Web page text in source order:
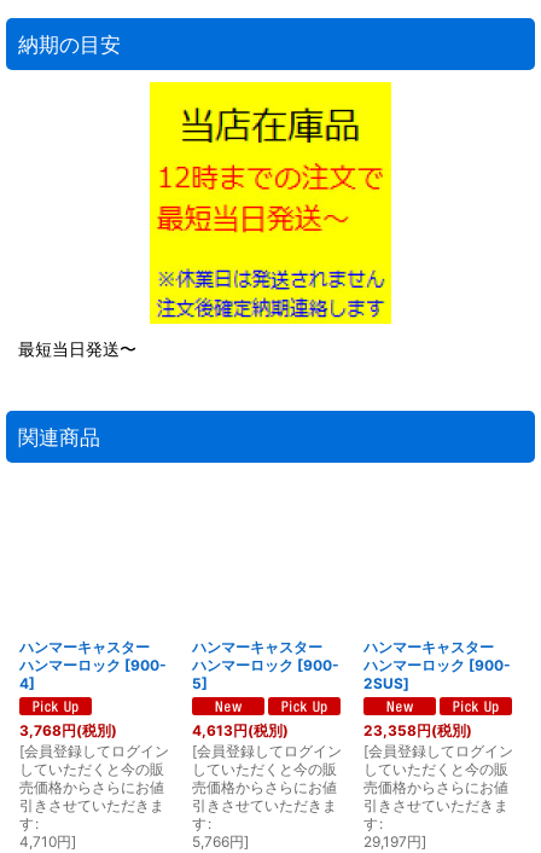
納期の目安
最短当日発送〜
関連商品
ハンマーキャスター
ハンマーロック [900-
4]
3,768円(税別)
[会員登録してログイン
していただくと今の販
売価格からさらにお値
引きさせていただきま
す :
4,710円]
ハンマーキャスター
ハンマーロック [900-
5]
4,613円(税別)
[会員登録してログイン
していただくと今の販
売価格からさらにお値
引きさせていただきま
す :
5,766円]
ハンマーキャスター
ハンマーロック [900-
2SUS]
23,358円(税別)
[会員登録してログイン
していただくと今の販
売価格からさらにお値
引きさせていただきま
す :
29,197円]